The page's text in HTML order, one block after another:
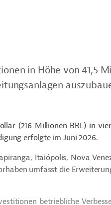
in Höhe von 41,5
(216 Millionen BRL) in
erfolgte im Juni 2026.
, Itaiópolis, Nova
umfasst die
betriebliche